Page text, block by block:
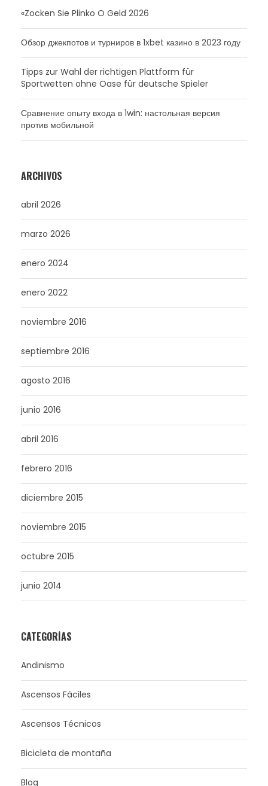
«Zocken Sie Plinko O Geld 2026
Обзор джекпотов и турниров в 1xbet казино в 2023 году
Tipps zur Wahl der richtigen Plattform für
Sportwetten ohne Oase für deutsche Spieler
Сравнение опыту входа в 1win: настольная версия
против мобильной
ARCHIVOS
abril 2026
marzo 2026
enero 2024
enero 2022
noviembre 2016
septiembre 2016
agosto 2016
junio 2016
abril 2016
febrero 2016
diciembre 2015
noviembre 2015
octubre 2015
junio 2014
CATEGORÍAS
Andinismo
Ascensos Fáciles
Ascensos Técnicos
Bicicleta de montaña
Blog